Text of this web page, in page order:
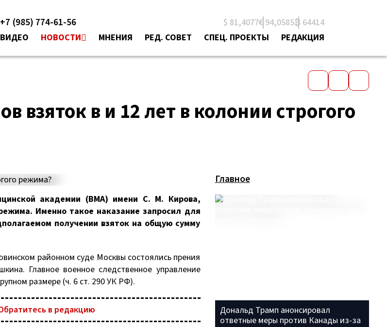
+7 (985) 774-61-56 $ 81,4077€ 94,0585₿ 64414
ВИДЕО
НОВОСТИ СПЕЦ. ПРОЕКТЫ РЕДАКЦИЯ
МНЕНИЯ РЕД. СОВЕТ
взяток в и 12 лет в колонии строгого
академии (ВМА) имени С. М. Кирова,
Именно такое наказание запросил для
получении взяток на общую сумму
районном суде Москвы состоялись прения
Главное военное следственное управление
размере (ч. 6 ст. 290 УК РФ).
в редакцию
Главное
Дональд Трамп анонсировал
ответные меры против Канады из-за